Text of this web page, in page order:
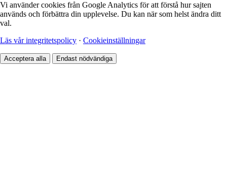
Vi använder cookies från Google Analytics för att förstå hur sajten
används och förbättra din upplevelse. Du kan när som helst ändra ditt
val.
Läs vår integritetspolicy · Cookieinställningar
Acceptera alla Endast nödvändiga